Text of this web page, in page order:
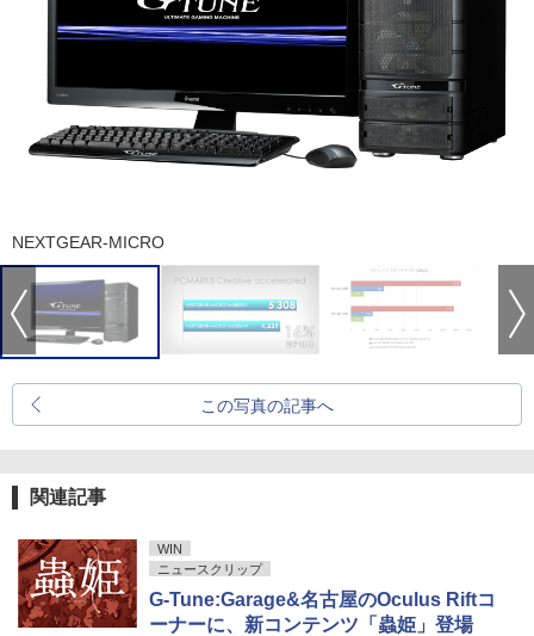
NEXTGEAR-MICRO
この写真の記事へ
関連記事
WIN
ニュースクリップ
G-Tune:Garage&名古屋のOculus Riftコ
ーナーに、新コンテンツ「蟲姫」登場